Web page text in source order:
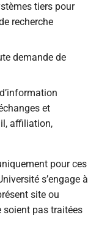
tiers pour
recherche
demande de
et
affiliation,
pour ces
s’engage à
site ou
soient pas traitées